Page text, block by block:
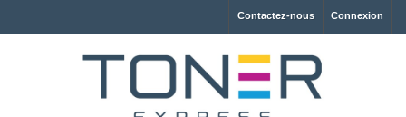
Connexion
Contactez-nous